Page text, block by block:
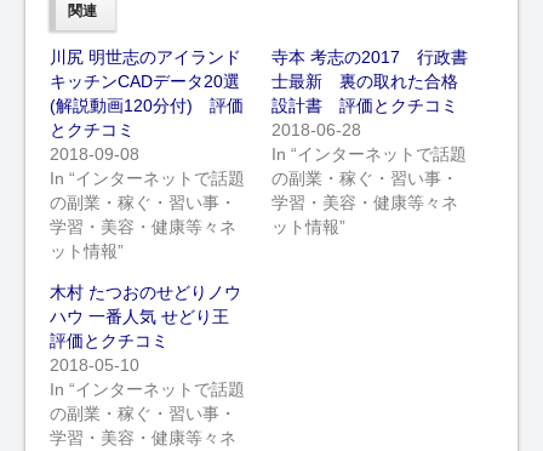
関連
川尻 明世志のアイランド
キッチンCADデータ20選
(解説動画120分付) 評価
とクチコミ
2018-09-08
In “インターネットで話題
の副業・稼ぐ・習い事・
学習・美容・健康等々ネ
ット情報”
寺本 考志の2017 行政書
士最新 裏の取れた合格
設計書 評価とクチコミ
2018-06-28
In “インターネットで話題
の副業・稼ぐ・習い事・
学習・美容・健康等々ネ
ット情報”
木村 たつおのせどりノウ
ハウ 一番人気 せどり王
評価とクチコミ
2018-05-10
In “インターネットで話題
の副業・稼ぐ・習い事・
学習・美容・健康等々ネ